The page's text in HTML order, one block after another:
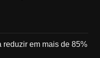
reduzir em mais de 85%